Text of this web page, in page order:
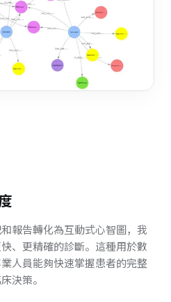
報告轉化為互動式心智圖，我
、更精確的診斷。這種用於數
人員能夠快速掌握患者的完整
決策。